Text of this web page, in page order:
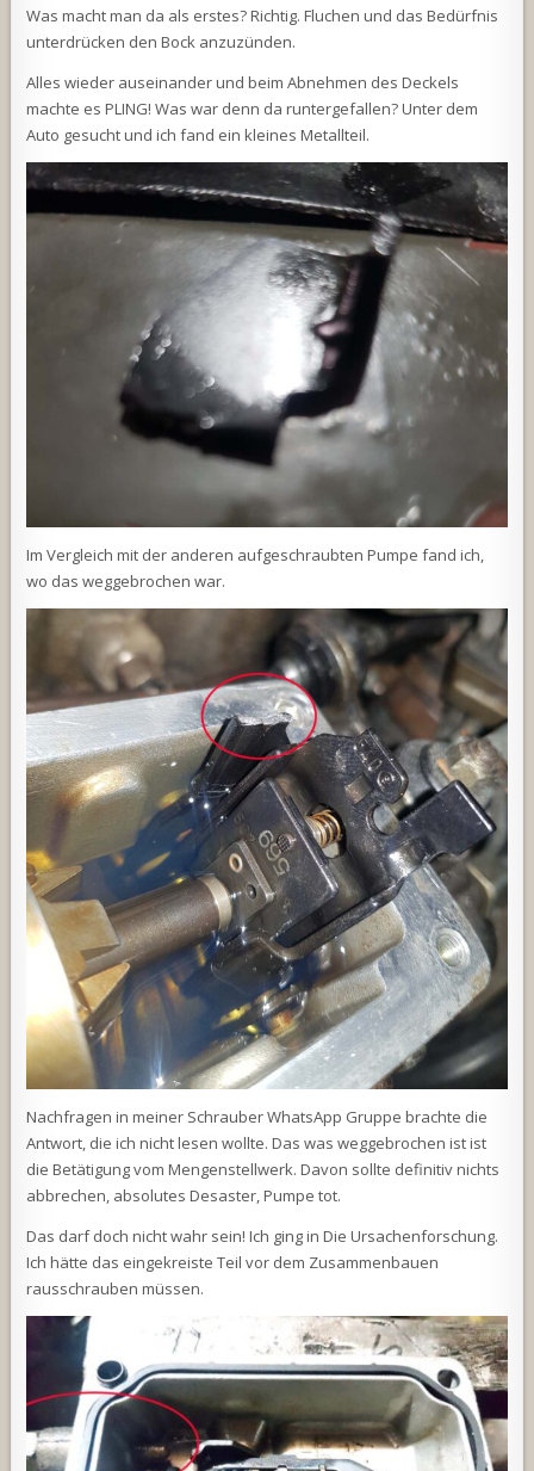
Was macht man da als erstes? Richtig. Fluchen und das Bedürfnis
unterdrücken den Bock anzuzünden.
Alles wieder auseinander und beim Abnehmen des Deckels
machte es PLING! Was war denn da runtergefallen? Unter dem
Auto gesucht und ich fand ein kleines Metallteil.
Im Vergleich mit der anderen aufgeschraubten Pumpe fand ich,
wo das weggebrochen war.
Nachfragen in meiner Schrauber WhatsApp Gruppe brachte die
Antwort, die ich nicht lesen wollte. Das was weggebrochen ist ist
die Betätigung vom Mengenstellwerk. Davon sollte definitiv nichts
abbrechen, absolutes Desaster, Pumpe tot.
Das darf doch nicht wahr sein! Ich ging in Die Ursachenforschung.
Ich hätte das eingekreiste Teil vor dem Zusammenbauen
rausschrauben müssen.